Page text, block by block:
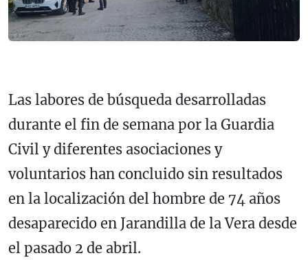
Las labores de búsqueda desarrolladas
durante el fin de semana por la Guardia
Civil y diferentes asociaciones y
voluntarios han concluido sin resultados
en la localización del hombre de 74 años
desaparecido en Jarandilla de la Vera desde
el pasado 2 de abril.